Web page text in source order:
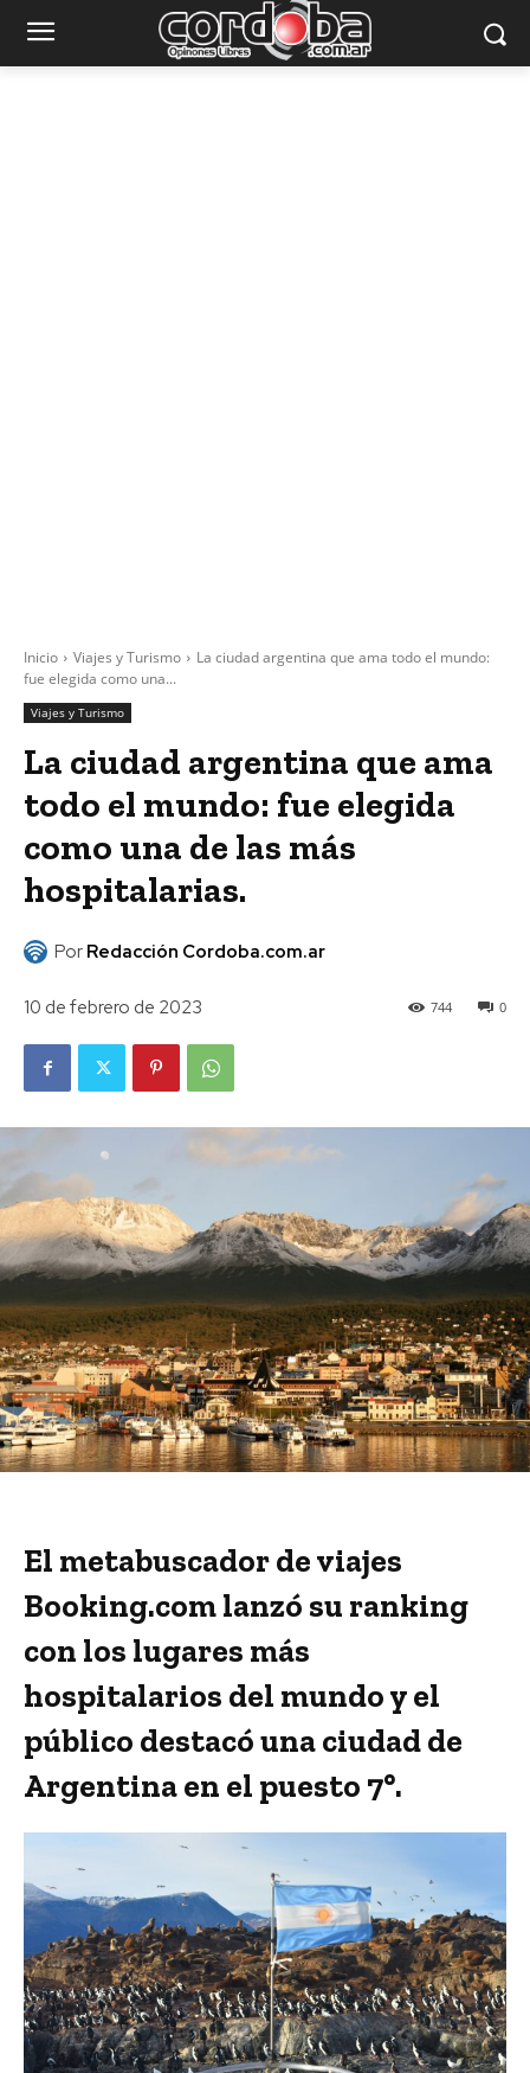
Inicio Viajes y Turismo
La ciudad argentina que ama todo el mundo:
fue elegida como una...
Viajes y Turismo
La ciudad argentina que ama
todo el mundo: fue elegida
como una de las más
hospitalarias.
Por Redacción Cordoba.com.ar
10 de febrero de 2023 0
744
El metabuscador de viajes
Booking.com lanzó su ranking
con los lugares más
hospitalarios del mundo y el
público destacó una ciudad de
Argentina en el puesto 7°.